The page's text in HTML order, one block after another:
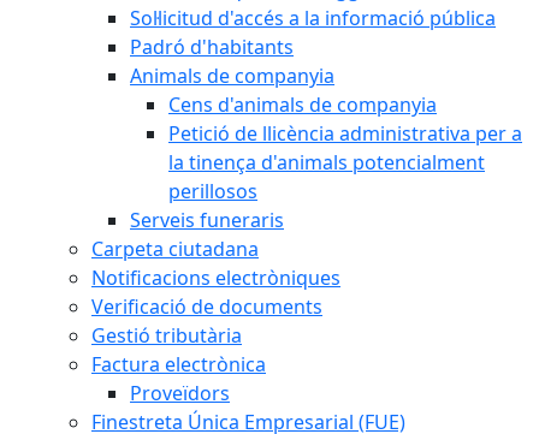
Sol·licitud d'accés a la informació pública
Padró d'habitants
Animals de companyia
Cens d'animals de companyia
Petició de llicència administrativa per a
la tinença d'animals potencialment
perillosos
Serveis funeraris
Carpeta ciutadana
Notificacions electròniques
Verificació de documents
Gestió tributària
Factura electrònica
Proveïdors
Finestreta Única Empresarial (FUE)